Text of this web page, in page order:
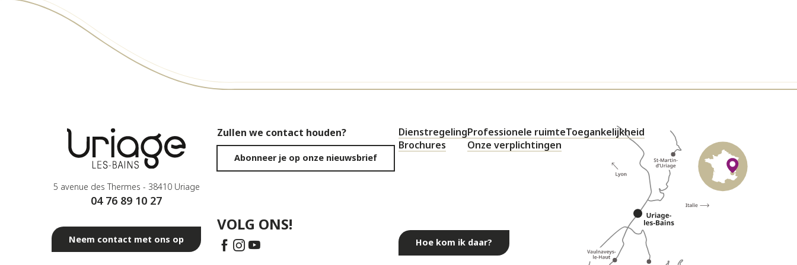
5 avenue des Thermes - 38410 Uriage
04 76 89 10 27
Neem contact met ons op
Zullen we contact houden?
Abonneer je op onze nieuwsbrief
VOLG ONS!
Dienstregeling
Brochures
Professionele ruimte
Onze verplichtingen
Toegankelijkheid
Hoe kom ik daar?